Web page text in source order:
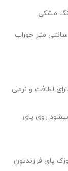
مشکی
** اندازه پاشنه تا نوک جوراب : 12 سانتی متر (تا 2 سانتی متر جوراب
لطافت و نرمی
روی پای
پای فرزندتون